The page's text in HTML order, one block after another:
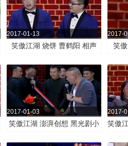
笑傲江湖 烧饼 曹鹤阳 相声
2017-01-13
笑
2017-
笑傲江湖 澎湃创想 黑光剧小
2017-01-03
笑傲
2017-